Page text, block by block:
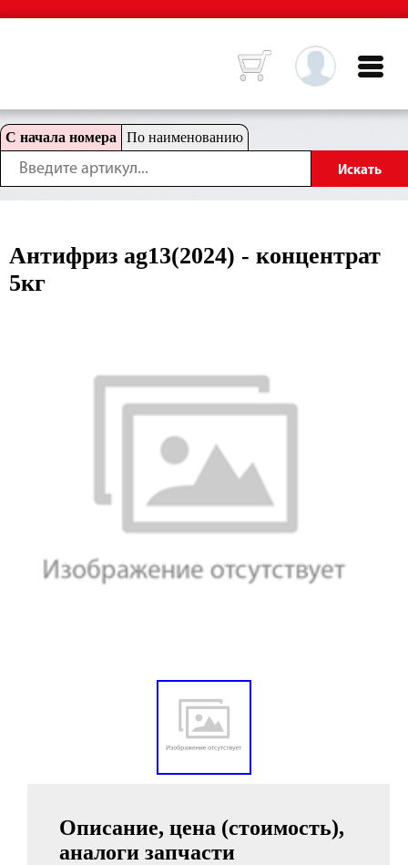
С начала номера По наименованию
Антифриз ag13(2024) - концентрат
5кг
Описание, цена (стоимость),
аналоги запчасти